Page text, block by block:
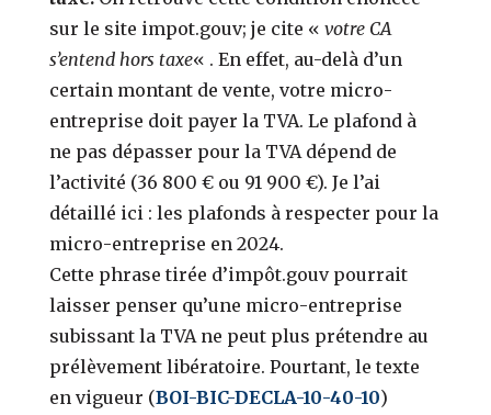
sur le site impot.gouv; je cite «votre CA
s’entend hors taxe« . En effet, au-delà d’un
certain montant de vente, votre micro-
entreprise doit payer la TVA. Le plafond à
ne pas dépasser pour la TVA dépend de
l’activité (36 800 € ou 91 900 €). Je l’ai
détaillé ici : les plafonds à respecter pour la
micro-entreprise en 2024.
Cette phrase tirée d’impôt.gouv pourrait
laisser penser qu’une micro-entreprise
subissant la TVA ne peut plus prétendre au
prélèvement libératoire. Pourtant, le texte
en vigueur (BOI-BIC-DECLA-10-40-10)